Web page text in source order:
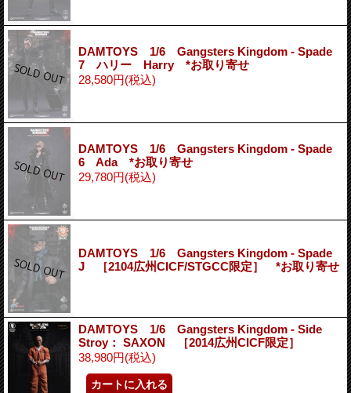
DAMTOYS 1/6 Gangsters Kingdom - Spade
7 ハリー Harry *お取り寄せ
28,580円(税込)
DAMTOYS 1/6 Gangsters Kingdom - Spade
6 Ada *お取り寄せ
29,780円(税込)
DAMTOYS 1/6 Gangsters Kingdom - Spade
J ［2104広州CICF/STGCC限定］ *お取り寄せ
DAMTOYS 1/6 Gangsters Kingdom - Side
Stroy： SAXON ［2014広州CICF限定］
38,980円(税込)